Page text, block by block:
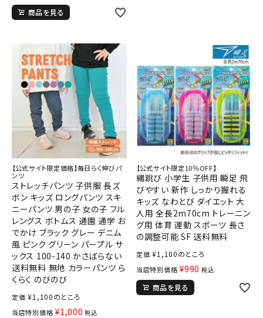
商品を見る
【公式サイト限定価格】毎日らく伸びパ
ンツ
ストレッチパンツ 子供服 長ズ
ボン キッズ ロングパンツ スキ
ニーパンツ 男の子 女の子 フル
レングス ボトムス 通園 通学 お
でかけ ブラック グレー デニム
風 ピンク グリーン パープル サ
ックス 100-140 かさばらない
送料無料 無地 カラーパンツ ら
くらく のびのび
定価 ¥1,100のところ
当店特別価格 ¥1,000 税込
【公式サイト限定10％OFF】
縄跳び 小学生 子供用 瞬足 飛
びやすい 新作 しっかり握れる
キッズ なわとび ダイエット 大
人用 全長2m70cm トレーニン
グ用 体育 運動 スポーツ 長さ
の調整可能 SF 送料無料
定価 ¥1,100のところ
当店特別価格 ¥990 税込
商品を見る